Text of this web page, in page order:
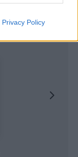
Privacy Policy